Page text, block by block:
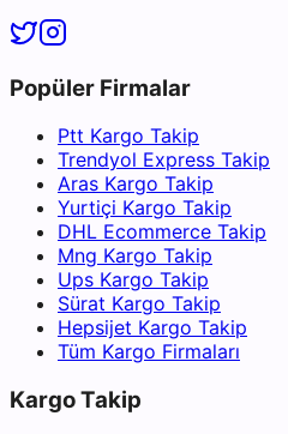
Popüler Firmalar
Ptt Kargo Takip
Trendyol Express Takip
Aras Kargo Takip
Yurtiçi Kargo Takip
DHL Ecommerce Takip
Mng Kargo Takip
Ups Kargo Takip
Sürat Kargo Takip
Hepsijet Kargo Takip
Tüm Kargo Firmaları
Kargo Takip